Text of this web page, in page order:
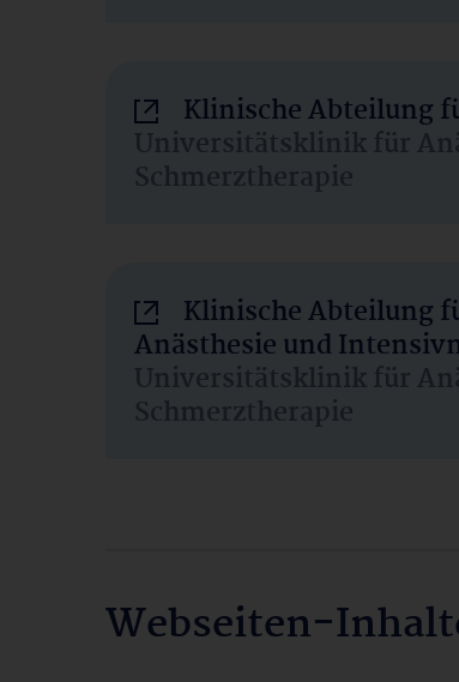
Klinische Abteilung
Universitätsklinik für
Schmerztherapie
Klinische Abteilung
Anästhesie und
Universitätsklinik für
Schmerztherapie
Webseiten-